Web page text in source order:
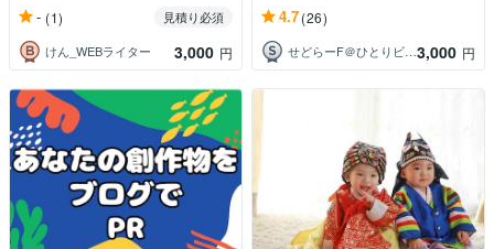
- (1)
見積り必須
けん_WEBライター
3,000 円
4.7(26)
せどらーF＠ひとりビジネスサポーター✨3,000 円